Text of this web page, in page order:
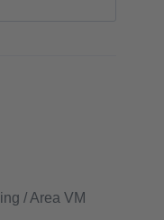
/ Area VM